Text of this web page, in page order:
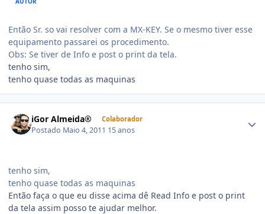
Então Sr. so vai resolver com a MX-KEY. Se o mesmo tiver esse
equipamento passarei os procedimento.
Obs: Se tiver de Info e post o print da tela.
tenho sim,
tenho quase todas as maquinas
iGor Almeida® Colaborador
Postado Maio 4, 2011 15 anos
tenho sim,
tenho quase todas as maquinas
Então faça o que eu disse acima dê Read Info e post o print
da tela assim posso te ajudar melhor.